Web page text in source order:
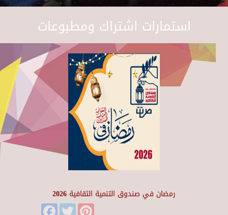
استمارات اشتراك ومطبوعات
رمضان في صندوق التنمية الثقافية 2026
FacebookTwitter